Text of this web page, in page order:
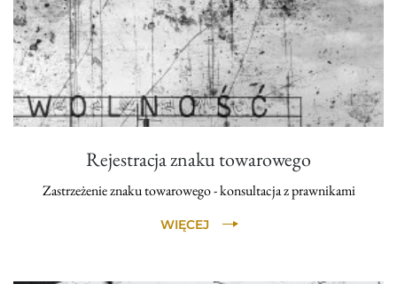
Rejestracja znaku towarowego
Zastrzeżenie znaku towarowego - konsultacja z prawnikami
WIĘCEJ